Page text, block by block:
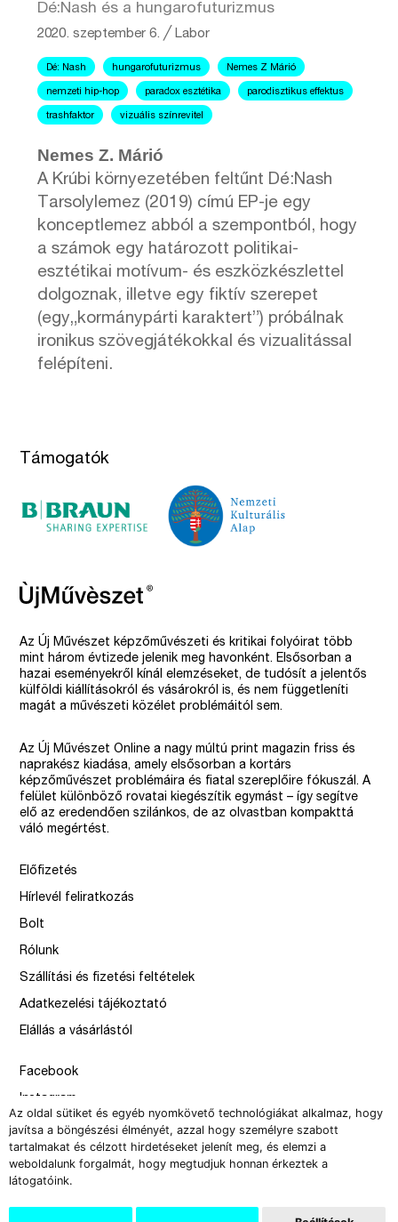
Az oldal sütiket és egyéb nyomkövető technológiákat alkalmaz, hogy
javítsa a böngészési élményét, azzal hogy személyre szabott
tartalmakat és célzott hirdetéseket jelenít meg, és elemzi a
weboldalunk forgalmát, hogy megtudjuk honnan érkeztek a
látogatóink.
Dé:Nash és a hungarofuturizmus
2020. szeptember 6. ╱Labor
Dé: Nash hungarofuturizmus Nemes Z Márió
nemzeti hip-hop paradox esztétika parodisztikus effektus
trashfaktor vizuális színrevitel
Nemes Z. Márió
A Krúbi környezetében feltűnt Dé:Nash
Tarsolylemez (2019) címú EP-je egy
konceptlemez abból a szempontból, hogy
a számok egy határozott politikai-
esztétikai motívum- és eszközkészlettel
dolgoznak, illetve egy fiktív szerepet
(egy„kormánypárti karaktert”) próbálnak
ironikus szövegjátékokkal és vizualitással
felépíteni.
Támogatók
Az Új Művészet képzőművészeti és kritikai folyóirat több
mint három évtizede jelenik meg havonként. Elsősorban a
hazai eseményekről kínál elemzéseket, de tudósít a jelentős
külföldi kiállításokról és vásárokról is, és nem függetleníti
magát a művészeti közélet problémáitól sem.
Az Új Művészet Online a nagy múltú print magazin friss és
naprakész kiadása, amely elsősorban a kortárs
képzőművészet problémáira és fiatal szereplőire fókuszál. A
felület különböző rovatai kiegészítik egymást – így segítve
elő az eredendően szilánkos, de az olvastban kompakttá
váló megértést.
Előfizetés
Hírlevél feliratkozás
Bolt
Rólunk
Szállítási és fizetési feltételek
Adatkezelési tájékoztató
Elállás a vásárlástól
Facebook
Instagram
Issue
–
design by Solymosi Mór, Sirbik Attila
webbyzolka